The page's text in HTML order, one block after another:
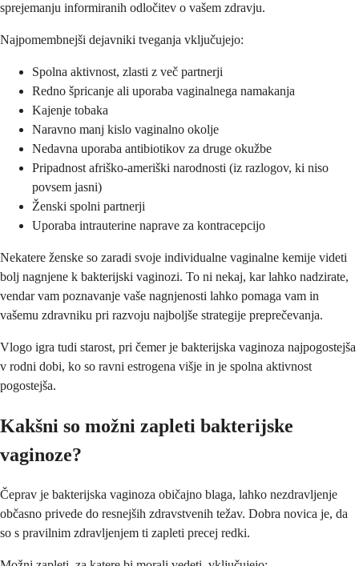
sprejemanju informiranih odločitev o vašem zdravju.
Najpomembnejši dejavniki tveganja vključujejo:
Spolna aktivnost, zlasti z več partnerji
Redno špricanje ali uporaba vaginalnega namakanja
Kajenje tobaka
Naravno manj kislo vaginalno okolje
Nedavna uporaba antibiotikov za druge okužbe
Pripadnost afriško-ameriški narodnosti (iz razlogov, ki niso
povsem jasni)
Ženski spolni partnerji
Uporaba intrauterine naprave za kontracepcijo
Nekatere ženske so zaradi svoje individualne vaginalne kemije videti
bolj nagnjene k bakterijski vaginozi. To ni nekaj, kar lahko nadzirate,
vendar vam poznavanje vaše nagnjenosti lahko pomaga vam in
vašemu zdravniku pri razvoju najboljše strategije preprečevanja.
Vlogo igra tudi starost, pri čemer je bakterijska vaginoza najpogostejša
v rodni dobi, ko so ravni estrogena višje in je spolna aktivnost
pogostejša.
Kakšni so možni zapleti bakterijske
vaginoze?
Čeprav je bakterijska vaginoza običajno blaga, lahko nezdravljenje
občasno privede do resnejših zdravstvenih težav. Dobra novica je, da
so s pravilnim zdravljenjem ti zapleti precej redki.